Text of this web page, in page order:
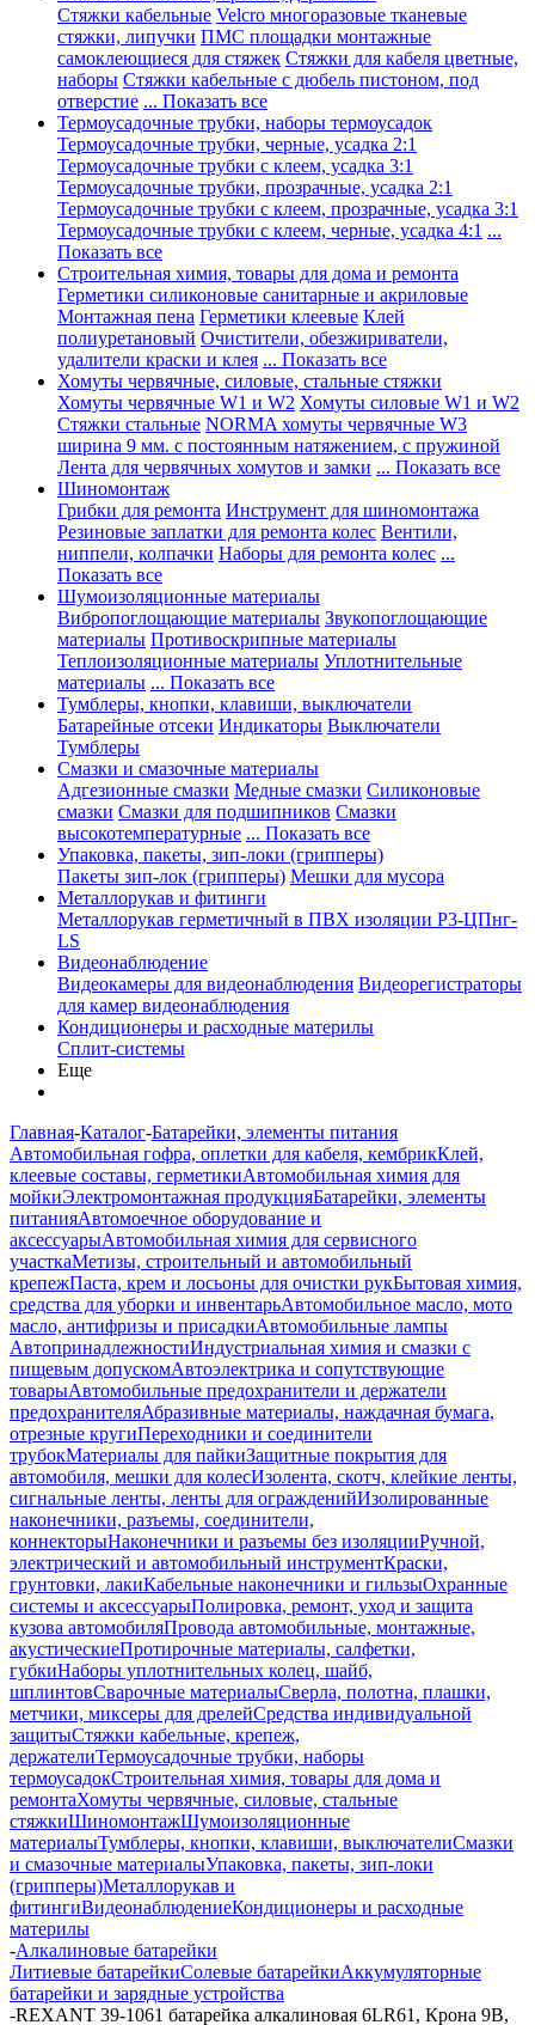
Стяжки кабельные Velcro многоразовые тканевые
стяжки, липучки ПМС площадки монтажные
самоклеющиеся для стяжек Стяжки для кабеля цветные,
наборы Стяжки кабельные с дюбель пистоном, под
отверстие ... Показать все
Термоусадочные трубки, наборы термоусадок
Термоусадочные трубки, черные, усадка 2:1
Термоусадочные трубки с клеем, усадка 3:1
Термоусадочные трубки, прозрачные, усадка 2:1
Термоусадочные трубки с клеем, прозрачные, усадка 3:1
Термоусадочные трубки с клеем, черные, усадка 4:1 ...
Показать все
Строительная химия, товары для дома и ремонта
Герметики силиконовые санитарные и акриловые
Монтажная пена Герметики клеевые Клей
полиуретановый Очистители, обезжириватели,
удалители краски и клея ... Показать все
Хомуты червячные, силовые, стальные стяжки
Хомуты червячные W1 и W2 Хомуты силовые W1 и W2
Стяжки стальные NORMA хомуты червячные W3
ширина 9 мм. с постоянным натяжением, с пружиной
Лента для червячных хомутов и замки ... Показать все
Шиномонтаж
Грибки для ремонта Инструмент для шиномонтажа
Резиновые заплатки для ремонта колес Вентили,
ниппели, колпачки Наборы для ремонта колес ...
Показать все
Шумоизоляционные материалы
Вибропоглощающие материалы Звукопоглощающие
материалы Противоскрипные материалы
Теплоизоляционные материалы Уплотнительные
материалы ... Показать все
Тумблеры, кнопки, клавиши, выключатели
Батарейные отсеки Индикаторы Выключатели
Тумблеры
Смазки и смазочные материалы
Адгезионные смазки Медные смазки Силиконовые
смазки Смазки для подшипников Смазки
высокотемпературные ... Показать все
Упаковка, пакеты, зип-локи (грипперы)
Пакеты зип-лок (грипперы) Мешки для мусора
Металлорукав и фитинги
Металлорукав герметичный в ПВХ изоляции Р3-ЦПнг-
LS
Видеонаблюдение
Видеокамеры для видеонаблюдения Видеорегистраторы
для камер видеонаблюдения
Кондиционеры и расходные материлы
Сплит-системы
Еще
Главная-Каталог-Батарейки, элементы питания
Автомобильная гофра, оплетки для кабеля, кембрикКлей,
клеевые составы, герметикиАвтомобильная химия для
мойкиЭлектромонтажная продукцияБатарейки, элементы
питанияАвтомоечное оборудование и
аксессуарыАвтомобильная химия для сервисного
участкаМетизы, строительный и автомобильный
крепежПаста, крем и лосьоны для очистки рукБытовая химия,
средства для уборки и инвентарьАвтомобильное масло, мото
масло, антифризы и присадкиАвтомобильные лампы
АвтопринадлежностиИндустриальная химия и смазки с
пищевым допускомАвтоэлектрика и сопутствующие
товарыАвтомобильные предохранители и держатели
предохранителяАбразивные материалы, наждачная бумага,
отрезные кругиПереходники и соединители
трубокМатериалы для пайкиЗащитные покрытия для
автомобиля, мешки для колесИзолента, скотч, клейкие ленты,
сигнальные ленты, ленты для огражденийИзолированные
наконечники, разъемы, соединители,
коннекторыНаконечники и разъемы без изоляцииРучной,
электрический и автомобильный инструментКраски,
грунтовки, лакиКабельные наконечники и гильзыОхранные
системы и аксессуарыПолировка, ремонт, уход и защита
кузова автомобиляПровода автомобильные, монтажные,
акустическиеПротирочные материалы, салфетки,
губкиНаборы уплотнительных колец, шайб,
шплинтовСварочные материалыСверла, полотна, плашки,
метчики, миксеры для дрелейСредства индивидуальной
защитыСтяжки кабельные, крепеж,
держателиТермоусадочные трубки, наборы
термоусадокСтроительная химия, товары для дома и
ремонтаХомуты червячные, силовые, стальные
стяжкиШиномонтажШумоизоляционные
материалыТумблеры, кнопки, клавиши, выключателиСмазки
и смазочные материалыУпаковка, пакеты, зип-локи
(грипперы)Металлорукав и
фитингиВидеонаблюдениеКондиционеры и расходные
материлы
-Алкалиновые батарейки
Литиевые батарейкиСолевые батарейкиАккумуляторные
батарейки и зарядные устройства
-REXANT 39-1061 батарейка алкалиновая 6LR61, Крона 9В,